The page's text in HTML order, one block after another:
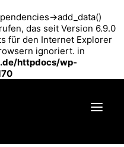
>add_data()
das seit Version 6.9.0
für den Internet Explorer
ignoriert. in
httpdocs/wp-